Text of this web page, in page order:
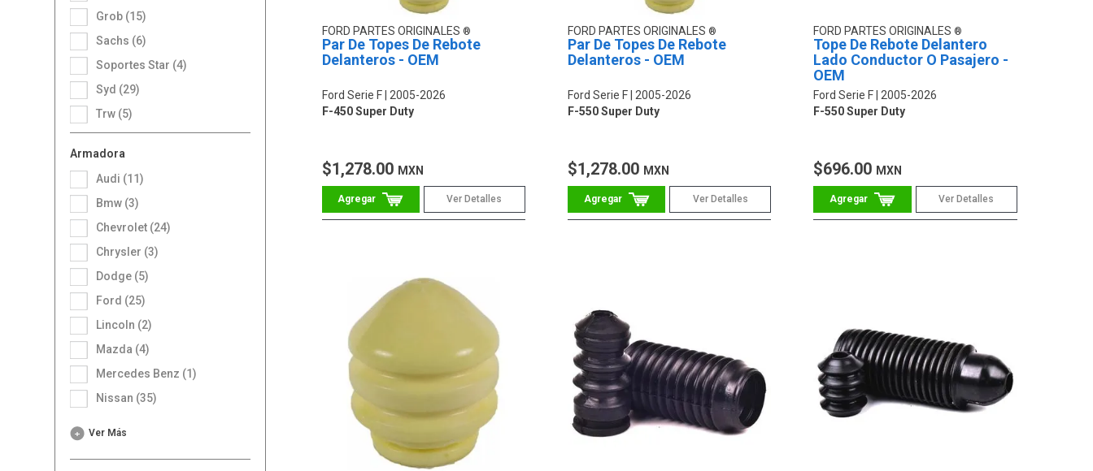
Grob (15)
Sachs (6)
Soportes Star (4)
Syd (29)
Trw (5)
Armadora
Audi (11)
Bmw (3)
Chevrolet (24)
Chrysler (3)
Dodge (5)
Ford (25)
Lincoln (2)
Mazda (4)
Mercedes Benz (1)
Nissan (35)
Ver Más
FORD PARTES ORIGINALES
Par De Topes De Rebote
Delanteros - OEM
Ford Serie F
2005-2026
F-450 Super Duty
$1,278.00 MXN
Ver Detalles
FORD PARTES ORIGINALES
Par De Topes De Rebote
Delanteros - OEM
Ford Serie F
2005-2026
F-550 Super Duty
$1,278.00 MXN
Ver Detalles
FORD PARTES ORIGINALES
Tope De Rebote Delantero
Lado Conductor O Pasajero -
OEM
Ford Serie F
2005-2026
F-550 Super Duty
$696.00 MXN
Ver Detalles